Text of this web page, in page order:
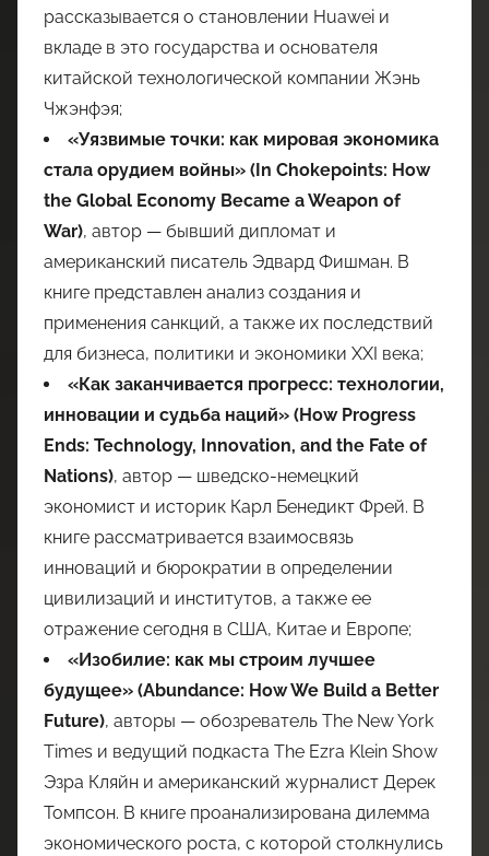
рассказывается о становлении Huawei и
вкладе в это государства и основателя
китайской технологической компании Жэнь
Чжэнфэя;
«Уязвимые точки: как мировая экономика
стала орудием войны» (In Chokepoints: How
the Global Economy Became a Weapon of
War), автор — бывший дипломат и
американский писатель Эдвард Фишман. В
книге представлен анализ создания и
применения санкций, а также их последствий
для бизнеса, политики и экономики XXI века;
«Как заканчивается прогресс: технологии,
инновации и судьба наций» (How Progress
Ends: Technology, Innovation, and the Fate of
Nations), автор — шведско-немецкий
экономист и историк Карл Бенедикт Фрей. В
книге рассматривается взаимосвязь
инноваций и бюрократии в определении
цивилизаций и институтов, а также ее
отражение сегодня в США, Китае и Европе;
«Изобилие: как мы строим лучшее
будущее» (Abundance: How We Build a Better
Future), авторы — обозреватель The New York
Times и ведущий подкаста The Ezra Klein Show
Эзра Кляйн и американский журналист Дерек
Томпсон. В книге проанализирована дилемма
экономического роста, с которой столкнулись